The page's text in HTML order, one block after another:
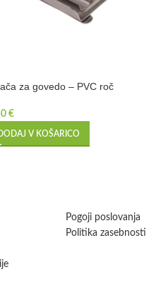
za govedo – PVC roč
€
DODAJ V KOŠARICO
Pogoji poslovanja
Politika zasebnosti